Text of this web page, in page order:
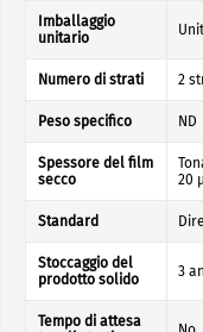
Imballaggio
unitario
Numero di strati 2
Peso specifico ND
Spessore del film
secco
20
Standard
Stoccaggio del
prodotto solido
3
Tempo di attesa